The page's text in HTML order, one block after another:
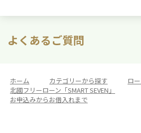
よくあるご質問
ホーム カテゴリーから探す ロ
北國フリーローン「SMART SEVEN」
お申込みからお借入れまで